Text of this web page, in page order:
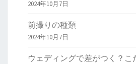
2024年10月7日
前撮りの種類
2024年10月7日
ウェディングで差がつく？こ